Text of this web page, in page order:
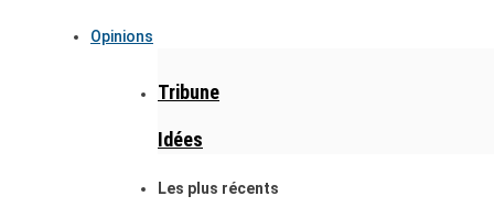
Opinions
Tribune
Idées
Les plus récents